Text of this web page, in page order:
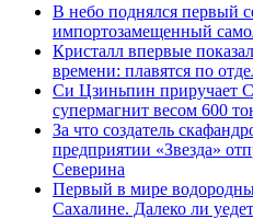
В небо поднялся первый
импортозамещенный
Кристалл впервые
времени: плавятся по
Си Цзиньпин приручает
супермагнит весом 600
За что создатель
предприятии «Звезда»
Северина
Первый в мире
Сахалине. Далеко ли